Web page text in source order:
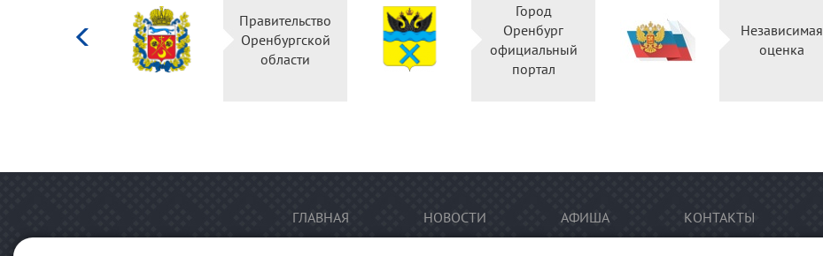
Правительство
Оренбургской
области
Город
Оренбург
официальный
портал
Независимая
оценка
ГЛАВНАЯ НОВОСТИ АФИША КОНТАКТЫ